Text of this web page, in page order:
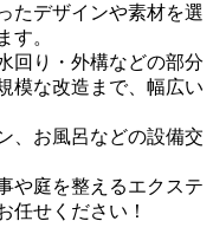
たデザインや素材を選
す。
回り・外構などの部分
模な改造まで、幅広い
、お風呂などの設備交
や庭を整えるエクステ
任せください！